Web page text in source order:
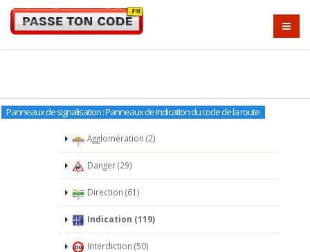
Panneaux de signalisation : Panneaux de indication du code de la route
Agglomération (2)
Danger (29)
Direction (61)
Indication (119)
Interdiction (50)